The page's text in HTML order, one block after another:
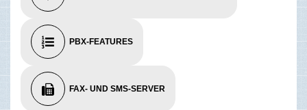
PBX-FEATURES
FAX- UND SMS-SERVER